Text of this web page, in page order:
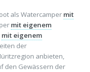
als Watercamper mit
mit eigenem
mit eigenem
der
anbieten,
den Gewässern der